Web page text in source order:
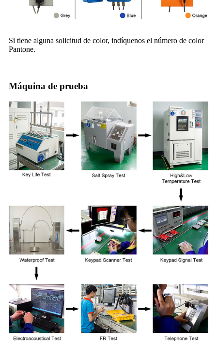
Si tiene alguna solicitud de color, indíquenos el número de color
Pantone.
Máquina de prueba